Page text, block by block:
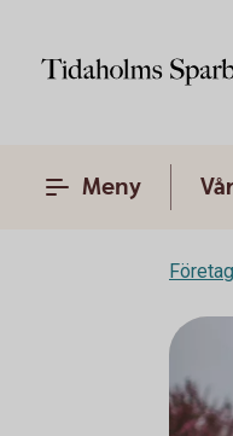
Meny
Företag